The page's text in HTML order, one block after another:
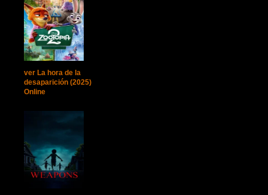
ver La hora de la
desaparición (2025)
Online